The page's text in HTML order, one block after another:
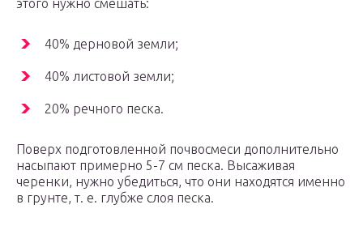
этого нужно смешать:
40% дерновой земли;
40% листовой земли;
20% речного песка.
Поверх подготовленной почвосмеси дополнительно
насыпают примерно 5-7 см песка. Высаживая
черенки, нужно убедиться, что они находятся именно
в грунте, т. е. глубже слоя песка.